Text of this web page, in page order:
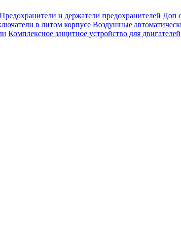
Предохранители и держатели предохранителей Доп
в литом корпусе Воздушные
Комплексное защитное устройство для двигателей